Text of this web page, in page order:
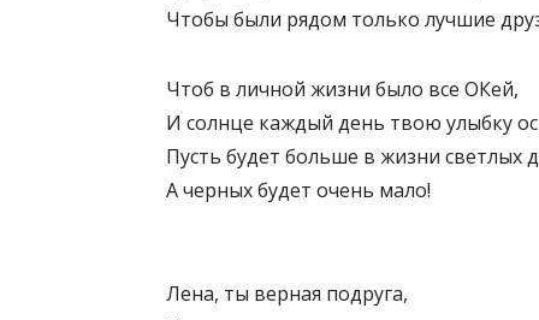
Чтобы были рядом только лучшие
Чтоб в личной жизни было все ОКей,
И солнце каждый день твою улыбку
Пусть будет больше в жизни светлых
А черных будет очень мало!
Лена, ты верная подруга,